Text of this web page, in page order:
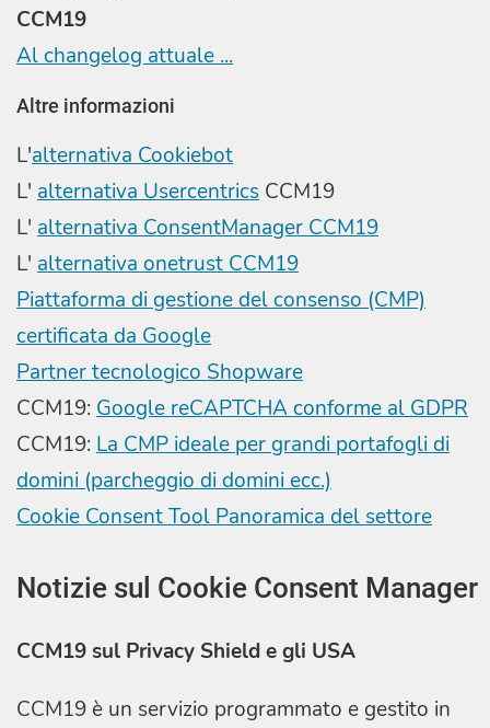
CCM19
Al changelog attuale ...
Altre informazioni
L'alternativa Cookiebot
L' alternativa Usercentrics CCM19
L' alternativa ConsentManager CCM19
L' alternativa onetrust CCM19
Piattaforma di gestione del consenso (CMP)
certificata da Google
Partner tecnologico Shopware
CCM19: Google reCAPTCHA conforme al GDPR
CCM19: La CMP ideale per grandi portafogli di
domini (parcheggio di domini ecc.)
Cookie Consent Tool Panoramica del settore
Notizie sul Cookie Consent Manager
CCM19 sul Privacy Shield e gli USA
CCM19 è un servizio programmato e gestito in